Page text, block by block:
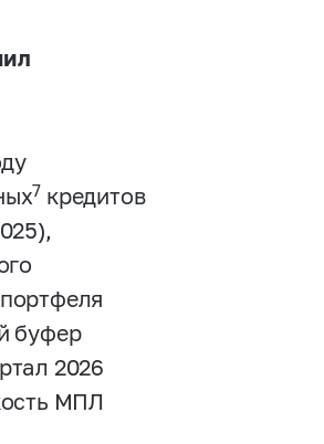
7 кредитов
буфер
2026
МПЛ